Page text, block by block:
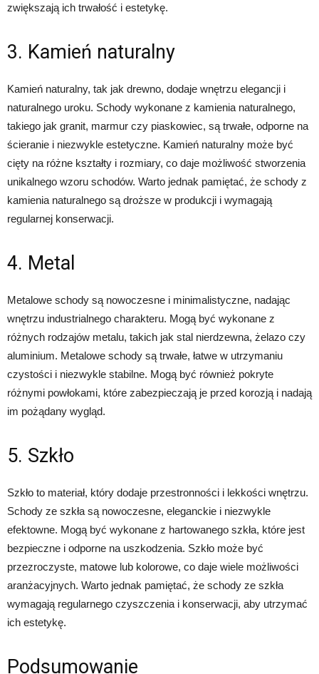
zwiększają ich trwałość i estetykę.
3. Kamień naturalny
Kamień naturalny, tak jak drewno, dodaje wnętrzu elegancji i
naturalnego uroku. Schody wykonane z kamienia naturalnego,
takiego jak granit, marmur czy piaskowiec, są trwałe, odporne na
ścieranie i niezwykle estetyczne. Kamień naturalny może być
cięty na różne kształty i rozmiary, co daje możliwość stworzenia
unikalnego wzoru schodów. Warto jednak pamiętać, że schody z
kamienia naturalnego są droższe w produkcji i wymagają
regularnej konserwacji.
4. Metal
Metalowe schody są nowoczesne i minimalistyczne, nadając
wnętrzu industrialnego charakteru. Mogą być wykonane z
różnych rodzajów metalu, takich jak stal nierdzewna, żelazo czy
aluminium. Metalowe schody są trwałe, łatwe w utrzymaniu
czystości i niezwykle stabilne. Mogą być również pokryte
różnymi powłokami, które zabezpieczają je przed korozją i nadają
im pożądany wygląd.
5. Szkło
Szkło to materiał, który dodaje przestronności i lekkości wnętrzu.
Schody ze szkła są nowoczesne, eleganckie i niezwykle
efektowne. Mogą być wykonane z hartowanego szkła, które jest
bezpieczne i odporne na uszkodzenia. Szkło może być
przezroczyste, matowe lub kolorowe, co daje wiele możliwości
aranżacyjnych. Warto jednak pamiętać, że schody ze szkła
wymagają regularnego czyszczenia i konserwacji, aby utrzymać
ich estetykę.
Podsumowanie